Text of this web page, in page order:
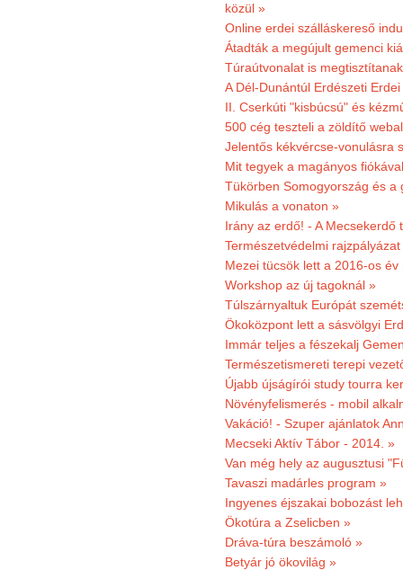
közül »
Online erdei szálláskereső
Átadták a megújult gemenci
Túraútvonalat is
A Dél-Dunántúl Erdészeti
II. Cserkúti "kisbúcsú" és
500 cég teszteli a zöldítő
Jelentős kékvércse-vonulásra
Mit tegyek a magányos
Tükörben Somogyország és a
Mikulás a vonaton »
Irány az erdő! - A
Természetvédelmi
Mezei tücsök lett a 2016-os év
Workshop az új tagoknál »
Túlszárnyaltuk Európát
Ökoközpont lett a sásvölgyi
Immár teljes a fészekalj
Természetismereti terepi
Újabb újságírói study tourra
Növényfelismerés - mobil
Vakáció! - Szuper ajánlatok
Mecseki Aktív Tábor - 2014. »
Van még hely az augusztusi
Tavaszi madárles program »
Ingyenes éjszakai bobozást
Ökotúra a Zselicben »
Dráva-túra beszámoló »
Betyár jó ökovilág »